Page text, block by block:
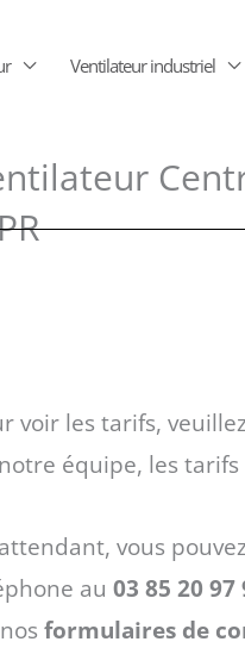
Ventilateur industriel
prix :
1198 €
à
voir les tarifs, veuillez
équipe, les tarifs
vous
au 03 85 20 97
formulaires de